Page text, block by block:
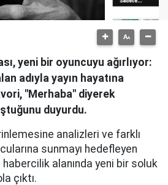
yeni bir oyuncuyu ağırlıyor:
adıyla yayın hayatına
"Merhaba" diyerek
duyurdu.
analizleri ve farklı
sunmayı hedefleyen
alanında yeni bir soluk
çıktı.